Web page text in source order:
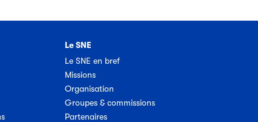
Le SNE
Le SNE en bref
Missions
Organisation
Groupes & commissions
Partenaires